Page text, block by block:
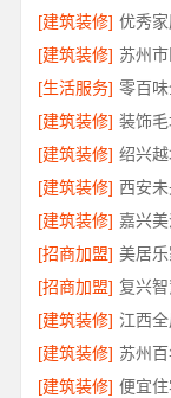
[建筑装修]
[建筑装修]
[生活服务]
[建筑装修] 装饰
[建筑装修]
[建筑装修]
[建筑装修] 嘉兴
[招商加盟] 美居
[招商加盟] 复兴
[建筑装修] 江西
[建筑装修]
[建筑装修]